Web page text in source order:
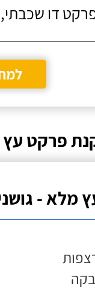
דו שכבתי,
פרקט עץ
מלא -